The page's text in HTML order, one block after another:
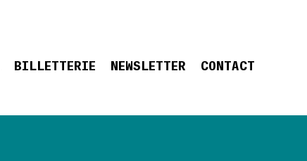
BILLETTERIE NEWSLETTER CONTACT